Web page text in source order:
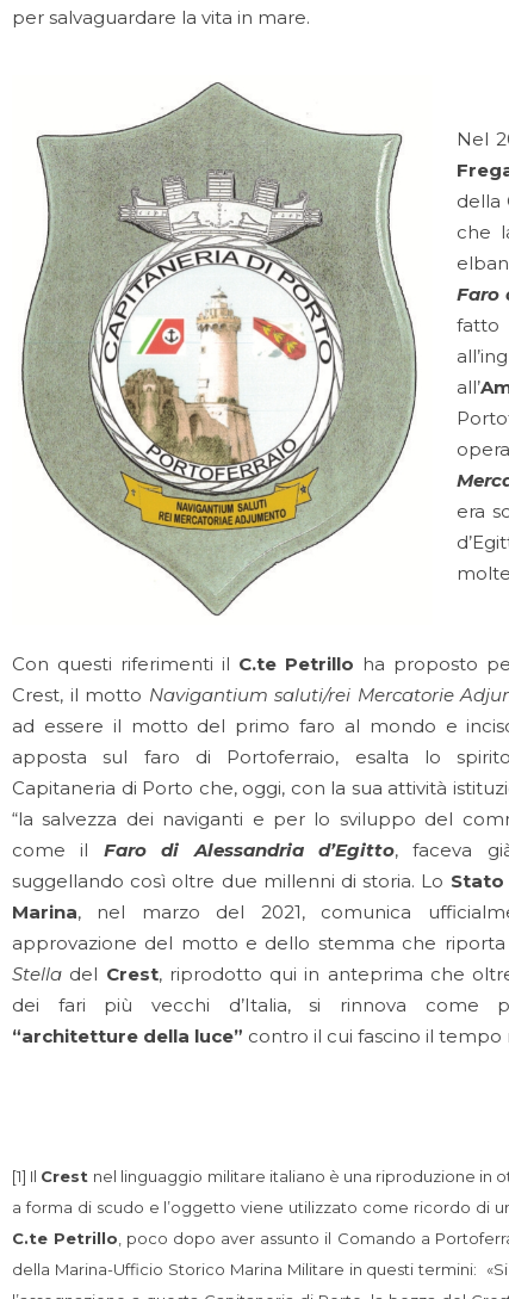
per salvaguardare la vita in mare.
Nel
della
che
Faro
fatto
all’
era
Con questi riferimenti il C.te Petrillo ha proposto
Crest, il motto Navigantium saluti/rei Mercatorie
ad essere il motto del primo faro al mondo e
apposta sul faro di Portoferraio, esalta lo
Capitaneria di Porto che, oggi, con la sua attività
“la salvezza dei naviganti e per lo sviluppo del
come il Faro di Alessandria d’Egitto, faceva
suggellando così oltre due millenni di storia. Lo Stato
Marina, nel marzo del 2021, comunica
approvazione del motto e dello stemma che
Stella del Crest, riprodotto qui in anteprima che
dei fari più vecchi d’Italia, si rinnova come
“architetture della luce” contro il cui fascino il tempo
[1] Il Crest nel linguaggio militare italiano è una riproduzione in
a forma di scudo e l’oggetto viene utilizzato come ricordo di
C.te Petrillo , poco dopo aver assunto il Comando a
della Marina-Ufficio Storico Marina Militare in questi termini: